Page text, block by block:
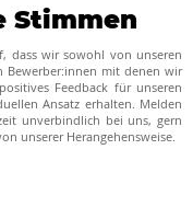
Stimmen
dass wir sowohl von unseren
Bewerber:innen mit denen wir
Feedback für unseren
Ansatz erhalten. Melden
unverbindlich bei uns, gern
unserer Herangehensweise.